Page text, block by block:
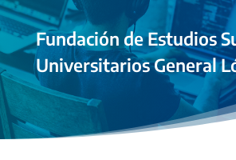
Fundación de Estudios
Universitarios General